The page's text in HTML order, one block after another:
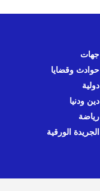
جهات
حوادث وقضايا
دولية
دين ودنيا
رياضة
الجريدة الورقية